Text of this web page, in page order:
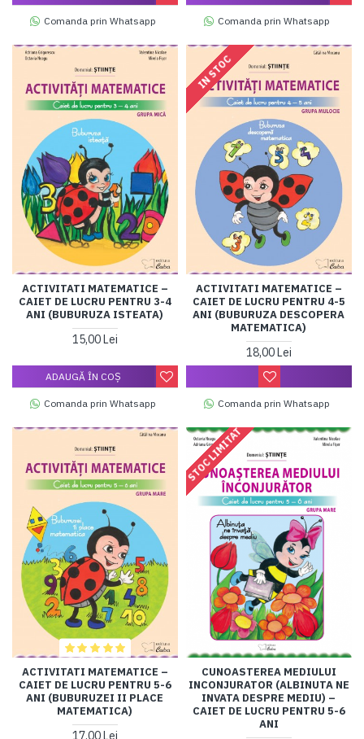
Comanda prin Whatsapp Comanda prin Whatsapp
ACTIVITATI MATEMATICE –
CAIET DE LUCRU PENTRU 3-4
ANI (BUBURUZA ISTEATA)
15,00 Lei
ADAUGĂ ÎN COŞ
Comanda prin Whatsapp
IN STOC
ACTIVITATI MATEMATICE –
CAIET DE LUCRU PENTRU 4-5
ANI (BUBURUZA DESCOPERA
MATEMATICA)
18,00 Lei
Comanda prin Whatsapp
ACTIVITATI MATEMATICE –
CAIET DE LUCRU PENTRU 5-6
ANI (BUBURUZEI II PLACE
MATEMATICA)
17,00 Lei
STOC LIMITAT
CUNOASTEREA MEDIULUI
INCONJURATOR (ALBINUTA NE
INVATA DESPRE MEDIU) –
CAIET DE LUCRU PENTRU 5-6
ANI